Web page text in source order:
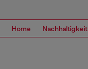
Home Nachhaltigkeit